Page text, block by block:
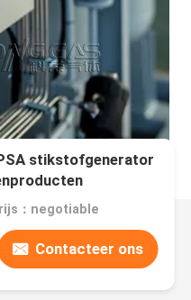
stikstofgenerator
：negotiable
Contacteer ons